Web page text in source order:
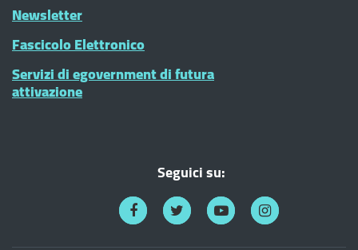
Newsletter
Fascicolo Elettronico
Servizi di egovernment di futura
attivazione
Seguici su: